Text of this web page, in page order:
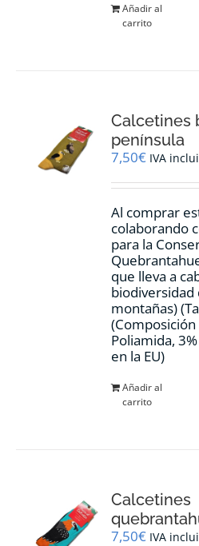
Añadir al
carrito
Calcetines
península
7,50€ IVA
Al comprar
colaborando
para la
que lleva a
biodiversidad
montañas)
Poliamida,
en la EU)
Añadir al
carrito
Calcetines
7,50€ IVA